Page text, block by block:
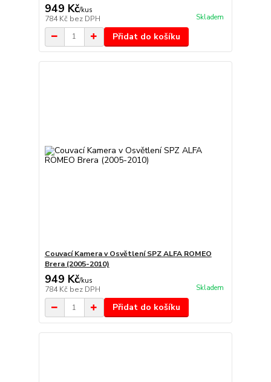
949 Kč/kus
784 Kč bez DPH Skladem
Přidat do košíku
Couvací Kamera v Osvětlení SPZ ALFA ROMEO
Brera (2005-2010)
949 Kč/kus
784 Kč bez DPH Skladem
Přidat do košíku